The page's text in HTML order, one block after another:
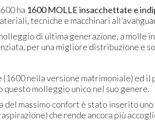
ha 1600MOLLEinsacchettate e
tecniche e macchinari
di ultima generazione, a molle
per una migliore distribuzione e
(1600 nella versione matrimoniale) ed
questo molleggio unico nel suo genere.
del massimo confort è stato inserito
che rende ancora più